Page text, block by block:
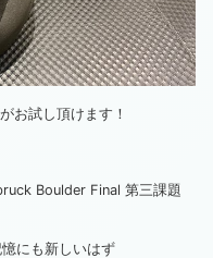
お試し頂けます！
Boulder Final 第三課題
にも新しいはず